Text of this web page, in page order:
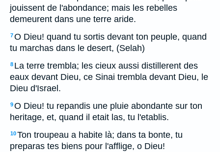
jouissent de l'abondance; mais les rebelles
demeurent dans une terre aride.
7O Dieu! quand tu sortis devant ton peuple, quand
tu marchas dans le desert, (Selah)
8 La terre trembla; les cieux aussi distillerent des
eaux devant Dieu, ce Sinai trembla devant Dieu, le
Dieu d'Israel.
9O Dieu! tu repandis une pluie abondante sur ton
heritage, et, quand il etait las, tu l'etablis.
10Ton troupeau a habite là; dans ta bonte, tu
preparas tes biens pour l'afflige, o Dieu!